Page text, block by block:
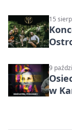
15
9
w